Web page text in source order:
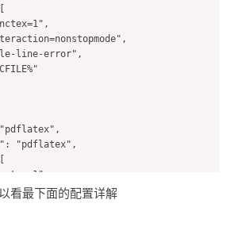
line-error",
"pdflatex",
看最下面的配置详解